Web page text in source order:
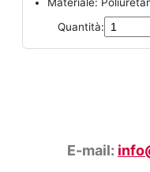
Materiale:
Quantità:
E-mail: